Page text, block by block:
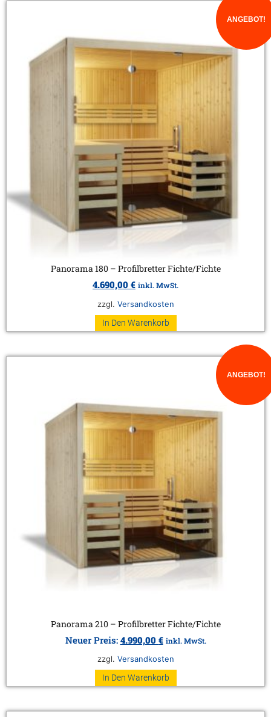
ANGEBOT!
Panorama 180 – Profilbretter Fichte/Fichte
4.690,00 € inkl. MwSt.
zzgl. Versandkosten
In Den Warenkorb
ANGEBOT!
Panorama 210 – Profilbretter Fichte/Fichte
Neuer Preis: 4.990,00 € inkl. MwSt.
zzgl. Versandkosten
In Den Warenkorb